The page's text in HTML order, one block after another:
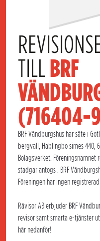
TILL BRF
(716404-
BRF Vändburgshus har säte i
bergvall, Hablingbo simes 440,
Bolagsverket. Föreningsnamnet
stadgar antogs . BRF
Föreningen har ingen
Rävisor AB erbjuder BRF
revisor samt smarta e-tjänster
här nedanför!